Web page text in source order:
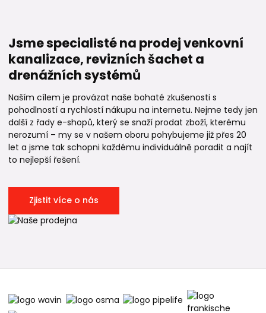
Jsme specialisté na prodej venkovní
kanalizace, revizních šachet a
drenážních systémů
Naším cílem je provázat naše bohaté zkušenosti s
pohodlností a rychlostí nákupu na internetu. Nejme tedy jen
další z řady e-shopů, který se snaží prodat zboží, kterému
nerozumí – my se v našem oboru pohybujeme již přes 20
let a jsme tak schopni každému individuálně poradit a najít
to nejlepší řešení.
Zjistit více o nás